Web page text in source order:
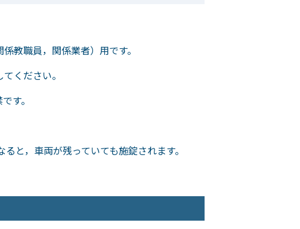
教職員，関係業者）用です。
ください。
す。
と，車両が残っていても施錠されます。